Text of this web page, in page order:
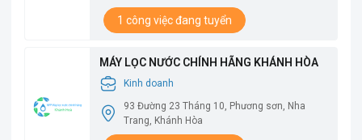
1 công việc đang tuyển
MÁY LỌC NƯỚC CHÍNH HÃNG KHÁNH HÒA
Kinh doanh
93 Đường 23 Tháng 10, Phương sơn, Nha
Trang, Khánh Hòa